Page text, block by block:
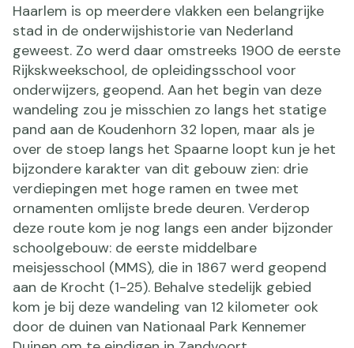
Haarlem is op meerdere vlakken een belangrijke
stad in de onderwijshistorie van Nederland
geweest. Zo werd daar omstreeks 1900 de eerste
Rijkskweekschool, de opleidingsschool voor
onderwijzers, geopend. Aan het begin van deze
wandeling zou je misschien zo langs het statige
pand aan de Koudenhorn 32 lopen, maar als je
over de stoep langs het Spaarne loopt kun je het
bijzondere karakter van dit gebouw zien: drie
verdiepingen met hoge ramen en twee met
ornamenten omlijste brede deuren. Verderop
deze route kom je nog langs een ander bijzonder
schoolgebouw: de eerste middelbare
meisjesschool (MMS), die in 1867 werd geopend
aan de Krocht (1-25). Behalve stedelijk gebied
kom je bij deze wandeling van 12 kilometer ook
door de duinen van Nationaal Park Kennemer